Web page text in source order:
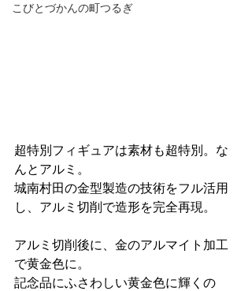
こびとづかんの町つるぎ
超特別フィギュアは素材も超特別。な
んとアルミ。
城南村田の金型製造の技術をフル活用
し、アルミ切削で造形を完全再現。
アルミ切削後に、金のアルマイト加工
で黄金色に。
記念品にふさわしい黄金色に輝くの